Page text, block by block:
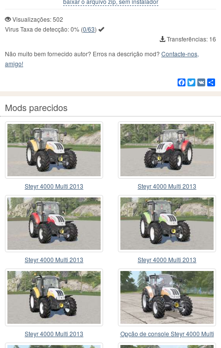
Visualizações: 502
Virus Taxa de detecção:0% (0/63)
Transferências: 16
Não muito bem fornecido autor? Erros na descrição mod? Contacte-nos,
amigo!
Facebook
Twitter
VK
Mods parecidos
Steyr 4000 Multi 2013 Steyr 4000 Multi 2013
Steyr 4000 Multi 2013 Steyr 4000 Multi 2013
Steyr 4000 Multi 2013
Opção de console Steyr 4000 Multi
〡FL